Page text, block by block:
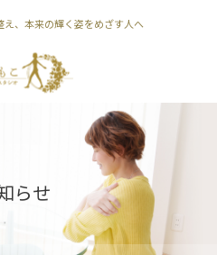
え、本来の輝く姿をめざす人へ
らせ